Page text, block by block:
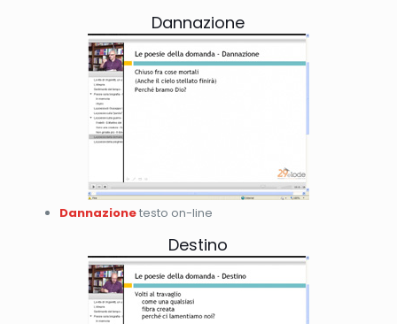
Dannazione
Dannazionetesto on-line
Destino